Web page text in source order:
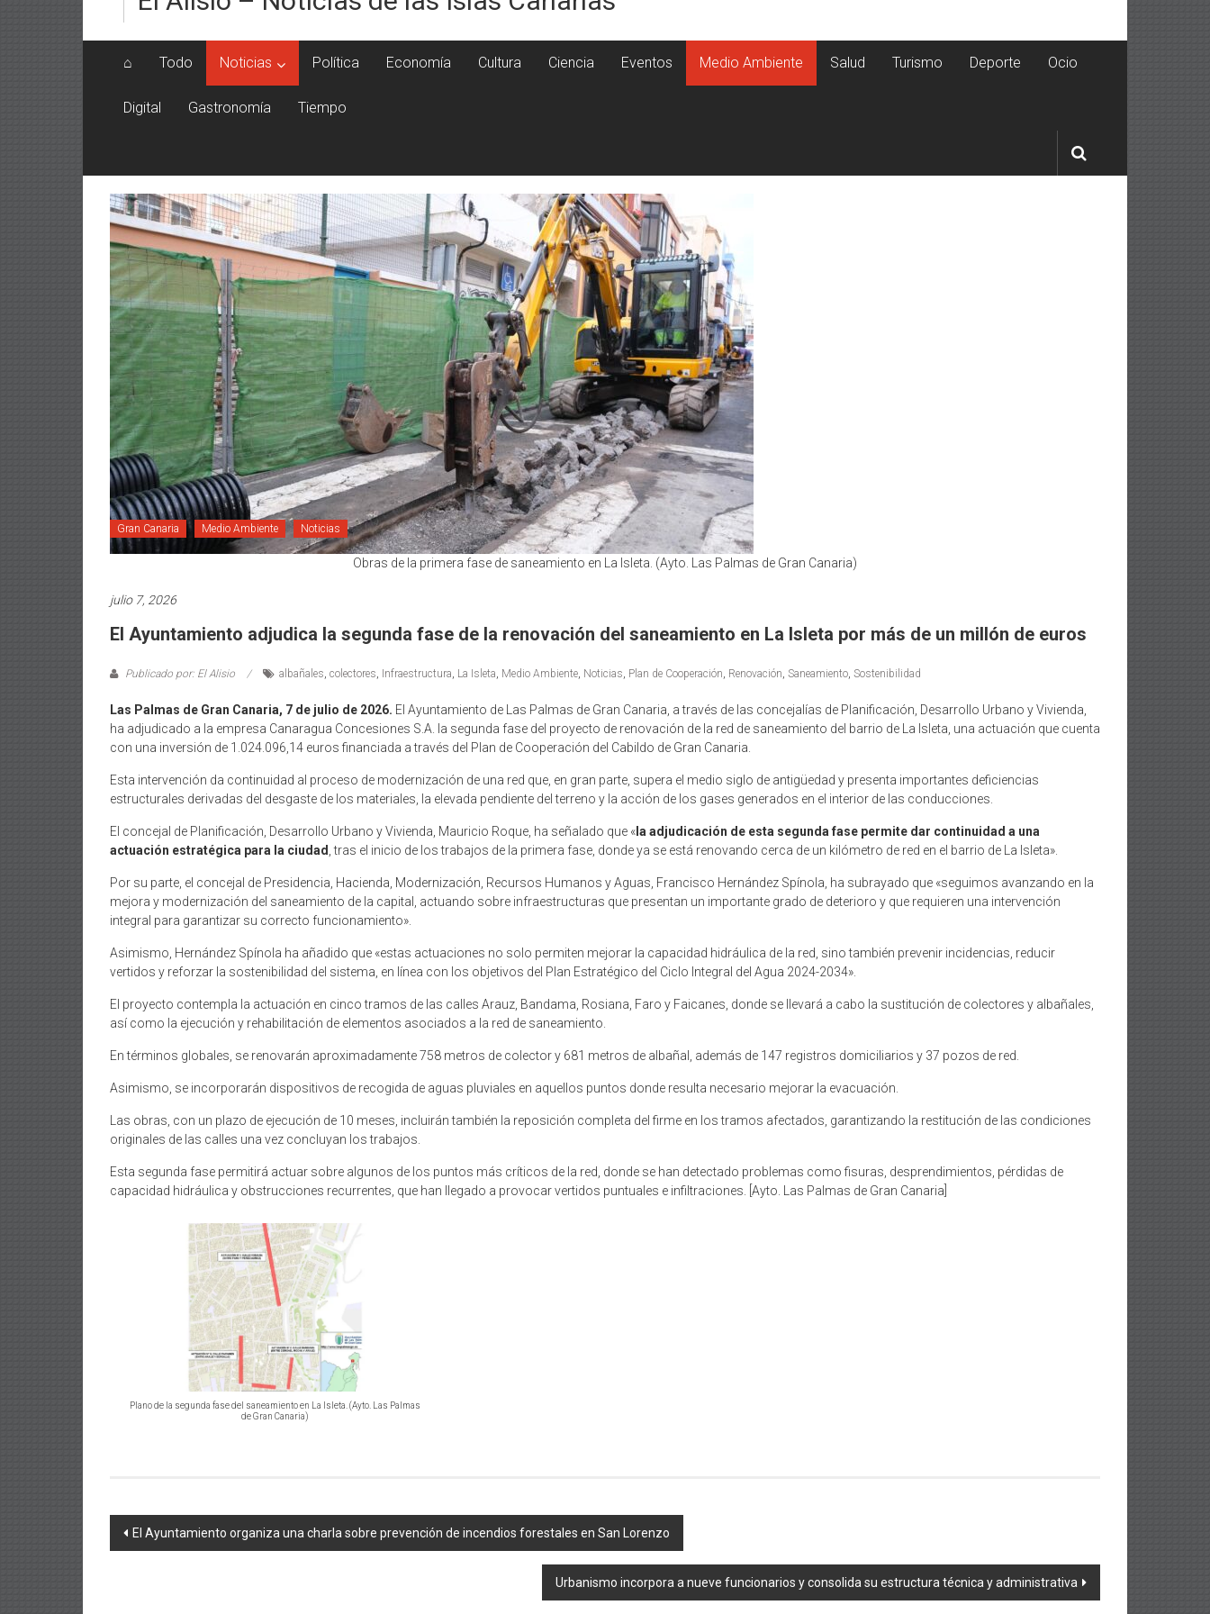
⌂ Todo Noticias Política Economía Cultura Ciencia Eventos Medio Ambiente Salud Turismo Deporte Ocio
Digital Gastronomía Tiempo
Gran Canaria Medio Ambiente Noticias
Obras de la primera fase de saneamiento en La Isleta. (Ayto. Las Palmas de Gran Canaria)
julio 7, 2026
El Ayuntamiento adjudica la segunda fase de la renovación del saneamiento en La Isleta por más de un millón de euros
Publicado por: El Alisio albañales, colectores, Infraestructura, La Isleta, Medio Ambiente, Noticias, Plan de Cooperación, Renovación, Saneamiento, Sostenibilidad
Las Palmas de Gran Canaria, 7 de julio de 2026. El Ayuntamiento de Las Palmas de Gran Canaria, a través de las concejalías de Planificación, Desarrollo Urbano y Vivienda,
ha adjudicado a la empresa Canaragua Concesiones S.A. la segunda fase del proyecto de renovación de la red de saneamiento del barrio de La Isleta, una actuación que cuenta
con una inversión de 1.024.096,14 euros financiada a través del Plan de Cooperación del Cabildo de Gran Canaria.
Esta intervención da continuidad al proceso de modernización de una red que, en gran parte, supera el medio siglo de antigüedad y presenta importantes deficiencias
estructurales derivadas del desgaste de los materiales, la elevada pendiente del terreno y la acción de los gases generados en el interior de las conducciones.
El concejal de Planificación, Desarrollo Urbano y Vivienda, Mauricio Roque, ha señalado que « la adjudicación de esta segunda fase permite dar continuidad a una
actuación estratégica para la ciudad , tras el inicio de los trabajos de la primera fase, donde ya se está renovando cerca de un kilómetro de red en el barrio de La Isleta».
Por su parte, el concejal de Presidencia, Hacienda, Modernización, Recursos Humanos y Aguas, Francisco Hernández Spínola, ha subrayado que «seguimos avanzando en la
mejora y modernización del saneamiento de la capital, actuando sobre infraestructuras que presentan un importante grado de deterioro y que requieren una intervención
integral para garantizar su correcto funcionamiento».
Asimismo, Hernández Spínola ha añadido que «estas actuaciones no solo permiten mejorar la capacidad hidráulica de la red, sino también prevenir incidencias, reducir
vertidos y reforzar la sostenibilidad del sistema, en línea con los objetivos del Plan Estratégico del Ciclo Integral del Agua 2024-2034».
El proyecto contempla la actuación en cinco tramos de las calles Arauz, Bandama, Rosiana, Faro y Faicanes, donde se llevará a cabo la sustitución de colectores y albañales,
así como la ejecución y rehabilitación de elementos asociados a la red de saneamiento.
En términos globales, se renovarán aproximadamente 758 metros de colector y 681 metros de albañal, además de 147 registros domiciliarios y 37 pozos de red.
Asimismo, se incorporarán dispositivos de recogida de aguas pluviales en aquellos puntos donde resulta necesario mejorar la evacuación.
Las obras, con un plazo de ejecución de 10 meses, incluirán también la reposición completa del firme en los tramos afectados, garantizando la restitución de las condiciones
originales de las calles una vez concluyan los trabajos.
Esta segunda fase permitirá actuar sobre algunos de los puntos más críticos de la red, donde se han detectado problemas como fisuras, desprendimientos, pérdidas de
capacidad hidráulica y obstrucciones recurrentes, que han llegado a provocar vertidos puntuales e infiltraciones. [Ayto. Las Palmas de Gran Canaria]
Plano de la segunda fase del saneamiento en La Isleta. (Ayto. Las Palmas
de Gran Canaria)
Navegación
El Ayuntamiento organiza una charla sobre prevención de incendios forestales en San Lorenzo
Urbanismo incorpora a nueve funcionarios y consolida su estructura técnica y administrativa